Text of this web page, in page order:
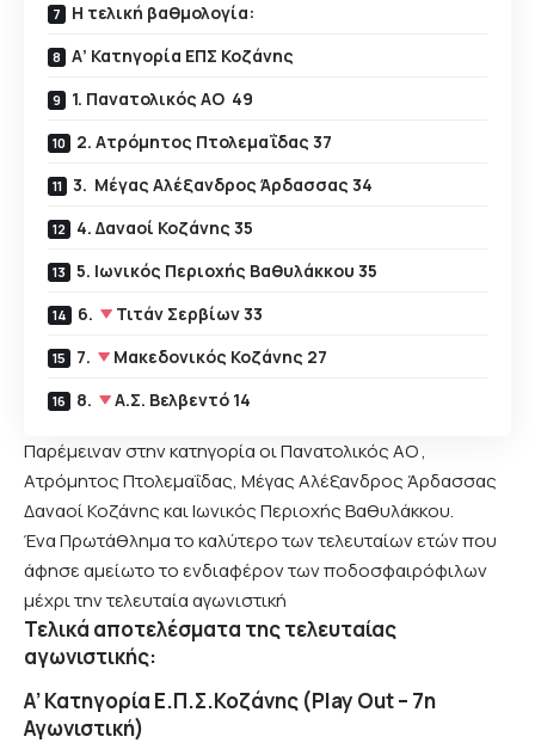
Η τελική βαθμολογία:
Α’ Κατηγορία ΕΠΣ Κοζάνης
1. Πανατολικός ΑΟ 49
2. Ατρόμητος Πτολεμαΐδας 37
3. Μέγας Αλέξανδρος Άρδασσας 34
4. Δαναοί Κοζάνης 35
5. Ιωνικός Περιοχής Βαθυλάκκου 35
6.
Τιτάν Σερβίων 33
7.
Μακεδονικός Κοζάνης 27
8.
Α.Σ. Βελβεντό 14
Παρέμειναν στην κατηγορία οι Πανατολικός ΑΟ ,
Ατρόμητος Πτολεμαΐδας, Μέγας Αλέξανδρος Άρδασσας
Δαναοί Κοζάνης και Ιωνικός Περιοχής Βαθυλάκκου.
Ένα Πρωτάθλημα το καλύτερο των τελευταίων ετών που
άφησε αμείωτο το ενδιαφέρον των ποδοσφαιρόφιλων
μέχρι την τελευταία αγωνιστική
Τελικά αποτελέσματα της τελευταίας
αγωνιστικής:
Α’ Κατηγορία Ε.Π.Σ.Κοζάνης (Play Out – 7η
Αγωνιστική)